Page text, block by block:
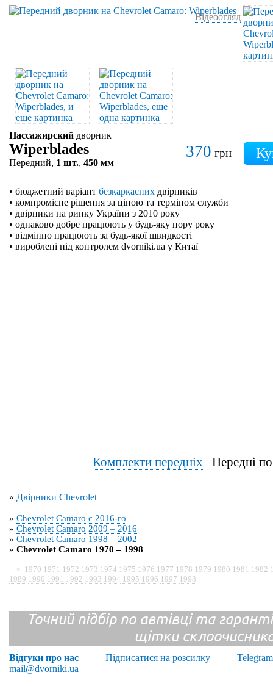
Відеоогляд
Пассажирский дворник
Wiperblades
Передний, 1 шт., 450 мм
370 грн
• бюджетний варіант безкаркасних двірників
• компромісне рішення за ціною та терміном служби
• двірники на ринку України з 2010 року
• однаково добре працюють у будь-яку пору року
• відмінно працюють за будь-якої швидкості
• вироблені під контролем dvorniki.ua у Китаї
Комплекти передніхПередні
« Двірники Chevrolet
» Chevrolet Camaro с 2016-го
» Chevrolet Camaro 2009 – 2016
» Chevrolet Camaro 1998 – 2002
» Chevrolet Camaro 1970 – 1998
» 1970 1971 1972 1973 1974 1975 1976 1977 1978 1979 1980 1981 1982
1989 1990 1991 1992 1993 1994 1995 1996 1997 1998
Точний підбір по автівці та
щітки
Відгуки про нас Підписатися на розсилку
Telegram
mail@dvorniki.ua